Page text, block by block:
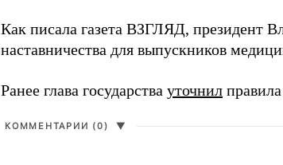
Как писала газета ВЗГЛЯД, президент
наставничества для выпускников
Ранее глава государства уточнил
КОММЕНТАРИИ (0) ▼